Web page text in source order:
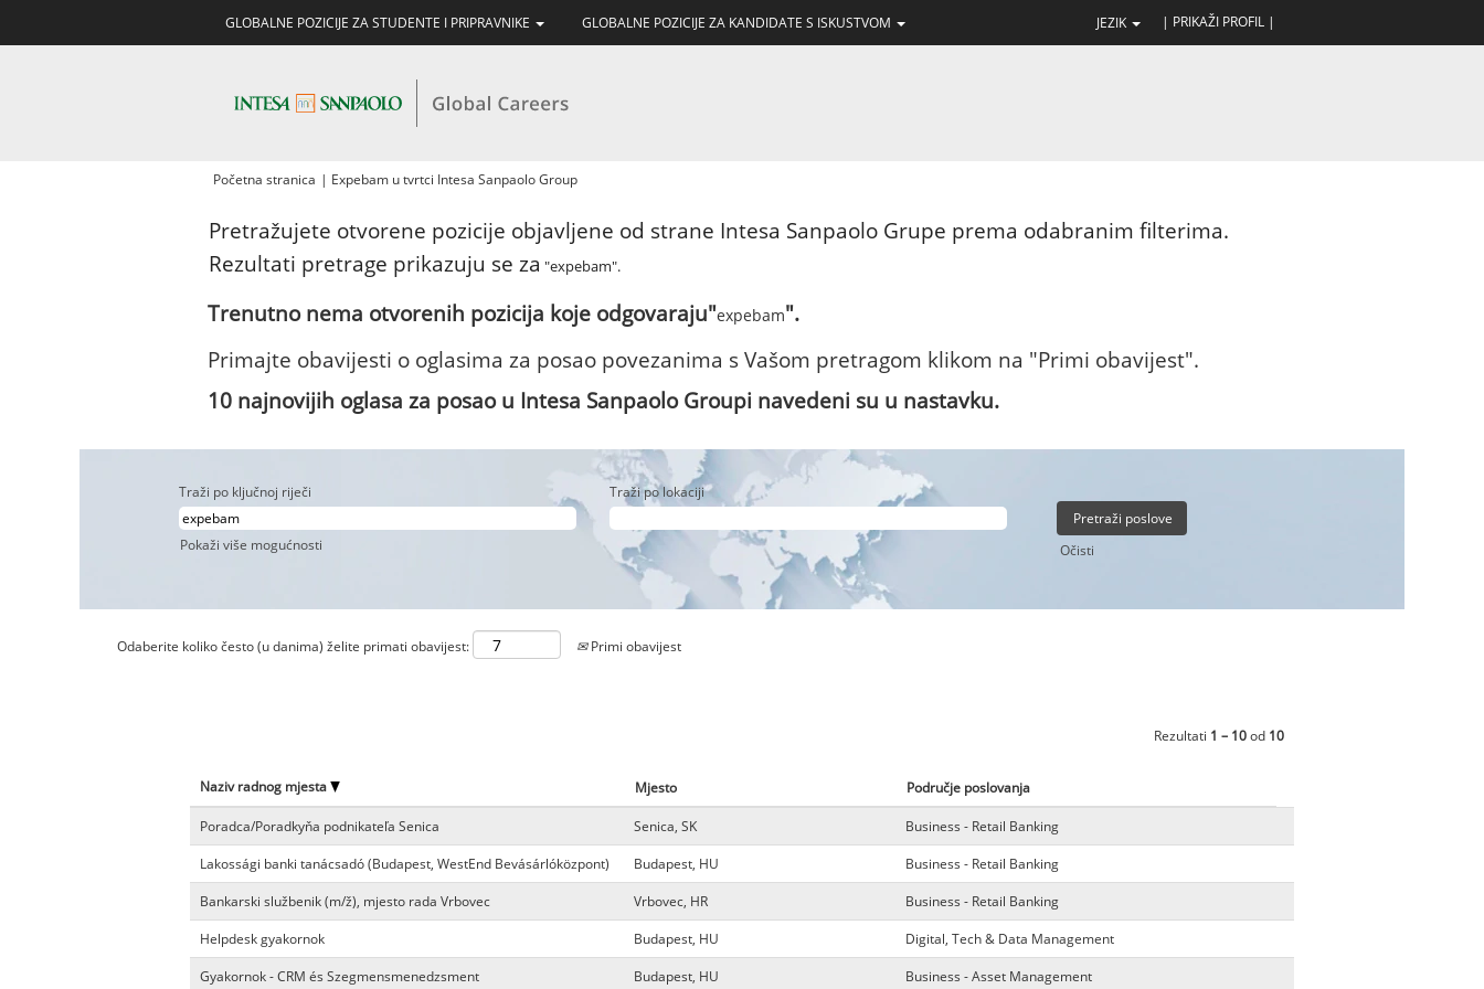
GLOBALNE POZICIJE ZA STUDENTE I PRIPRAVNIKE GLOBALNE POZICIJE ZA KANDIDATE S ISKUSTVOM JEZIK | PRIKAŽI PROFIL |
Početna stranica | Expebam u tvrtci Intesa Sanpaolo Group(trenutačna
Pretražujete otvorene pozicije objavljene od strane Intesa Sanpaolo Grupe prema odabranim filterima.
Rezultati pretrage prikazuju se za "expebam".
Trenutno nema otvorenih pozicija koje odgovaraju"expebam".
Primajte obavijesti o oglasima za posao povezanima s Vašom pretragom klikom na "Primi obavijest".
10 najnovijih oglasa za posao u Intesa Sanpaolo Groupi navedeni su u nastavku.
Traži po ključnoj riječi Traži po lokaciji
Pokaži više mogućnosti Očisti
Odaberite koliko često (u danima) želite primati obavijest: Primi obavijest
Rezultati 1 – 10od 10
Naziv radnog mjesta Mjesto Područje poslovanja
Poradca/Poradkyňa podnikateľa Senica Senica, SK
Business - Retail Banking
Lakossági banki tanácsadó (Budapest, WestEnd Bevásárlóközpont)
Budapest, HU
Business - Retail Banking
Bankarski službenik (m/ž), mjesto rada Vrbovec
Vrbovec, HR
Business - Retail Banking
Helpdesk gyakornok
Budapest, HU
Digital, Tech & Data Management
Gyakornok - CRM és Szegmensmenedzsment
Budapest, HU Business - Asset Management